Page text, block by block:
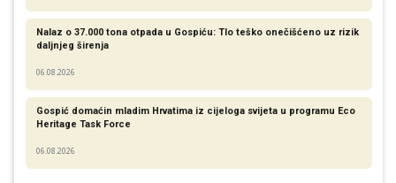
Nalaz o 37.000 tona otpada u Gospiću: Tlo teško onečišćeno uz rizik
daljnjeg širenja
06.08.2026
Gospić domaćin mladim Hrvatima iz cijeloga svijeta u programu Eco
Heritage Task Force
06.08.2026